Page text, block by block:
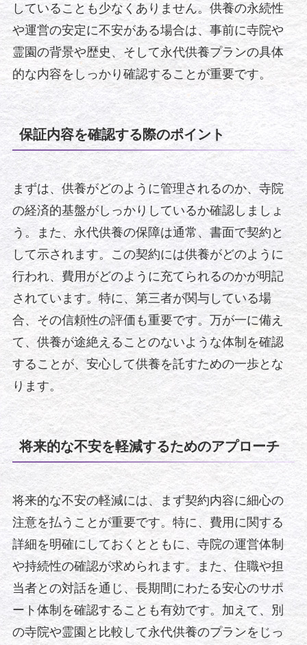
していることも少なくありません。供養の永続性
や運営の安定に不安がある場合は、事前に寺院や
霊園の背景や歴史、そして永代供養プランの具体
的な内容をしっかり確認することが重要です。
保証内容を確認する際のポイント
まずは、供養がどのように管理されるのか、寺院
の経済的基盤がしっかりしているか確認しましょ
う。また、永代供養の保障は通常、書面で契約と
して示されます。この契約には供養がどのように
行われ、費用がどのように充てられるのかが明記
されています。特に、第三者が関与している場
合、その信頼性の評価も重要です。万が一に備え
て、供養が途絶えることのないような体制を確認
することが、安心して供養を託すための一歩とな
ります。
将来的な不安を軽減するためのアプローチ
将来的な不安の軽減には、まず契約内容に細心の
注意を払うことが重要です。特に、費用に関する
詳細を明確にしておくとともに、寺院の運営体制
や持続性の確認が求められます。また、住職や担
当者との対話を通じ、長期間にわたる安心のサポ
ート体制を確認することも有効です。加えて、別
の寺院や霊園と比較して永代供養のプランをじっ